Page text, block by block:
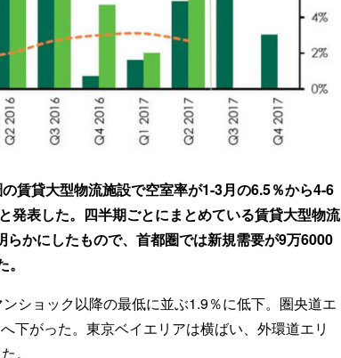
賃貸大型物流施設で空室率が1-3月の6.5％から4-6
発表した。四半期ごとにまとめている賃貸大型物流
かにしたもので、首都圏では新規需要が9万6000
ショック以降の最低に並ぶ1.9％に低下。圏央道エ
下がった。東京ベイエリアは横ばい、外環道エリ
。